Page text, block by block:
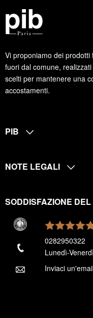
Vi proponiamo dei
fuori dal comune,
scelti per mantenere una
accostamenti.
PIB
NOTE LEGALI
SODDISFAZIONE
0282950322
Lunedì-
Inviaci